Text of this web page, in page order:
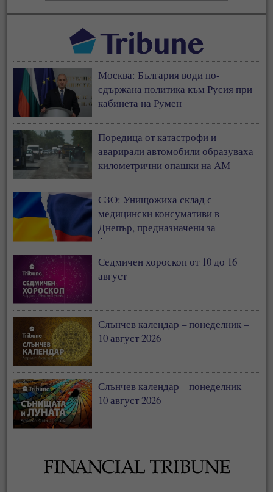
Москва: България води по-
сдържана политика към Русия при
кабинета на Румен
Поредица от катастрофи и
аварирали автомобили образуваха
километрични опашки на АМ
„Тракия“
СЗО: Унищожиха склад с
медицински консумативи в
Днепър, предназначени за
фронтовата линия
Седмичен хороскоп от 10 до 16
август
Слънчев календар – понеделник –
10 август 2026
Слънчев календар – понеделник –
10 август 2026